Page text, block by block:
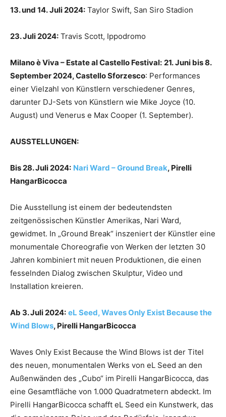
13. und 14.Juli 2024: Taylor Swift, San Siro Stadion
23. Juli 2024: Travis Scott, Ippodromo
Milano è Viva – Estate al Castello Festival: 21.Juni bis 8.
September 2024, Castello Sforzesco: Performances
einer Vielzahl von Künstlern verschiedener Genres,
darunter DJ-Sets von Künstlern wie Mike Joyce (10.
August) und Venerus e Max Cooper (1. September).
AUSSTELLUNGEN:
Bis 28. Juli 2024: Nari Ward – Ground Break, Pirelli
HangarBicocca
Die Ausstellung ist einem der bedeutendsten
zeitgenössischen Künstler Amerikas, Nari Ward,
gewidmet. In „Ground Break“ inszeniert der Künstler eine
monumentale Choreografie von Werken der letzten 30
Jahren kombiniert mit neuen Produktionen, die einen
fesselnden Dialog zwischen Skulptur, Video und
Installation kreieren.
Ab 3. Juli 2024: eL Seed, Waves Only Exist Because the
Wind Blows, Pirelli HangarBicocca
Waves Only Exist Because the Wind Blows ist der Titel
des neuen, monumentalen Werks von eL Seed an den
Außenwänden des „Cubo“ im Pirelli HangarBicocca, das
eine Gesamtfläche von 1.000 Quadratmetern abdeckt. Im
Pirelli HangarBicocca schafft eL Seed ein Kunstwerk, das